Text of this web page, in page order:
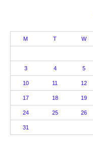
M T W
3 4 5
10 11 12
17 18 19
24 25 26
31